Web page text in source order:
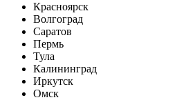
Красноярск
Волгоград
Саратов
Пермь
Тула
Калининград
Иркутск
Омск